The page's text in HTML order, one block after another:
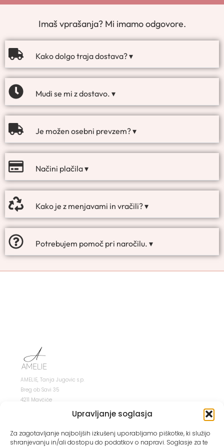
Upravljanje soglasja
Za zagotavljanje najboljših izkušenj uporabljamo piškotke, ki služijo
shranjevanju in/ali dostopu do podatkov o napravi. Soglasje za te
Imaš vprašanja? Mi imamo odgovore.
Kako dolgo traja dostava? ▾
Mudi se mi z dostavo. ▾
Je možen osebni prevzem? ▾
Načini plačila ▾
Kako je z menjavami in vračili? ▾
Potrebujem pomoč pri naročilu. ▾
AMELIE, Tanja Jugovic s.p.
Breg ob Savi 35
4211 Mavčiče